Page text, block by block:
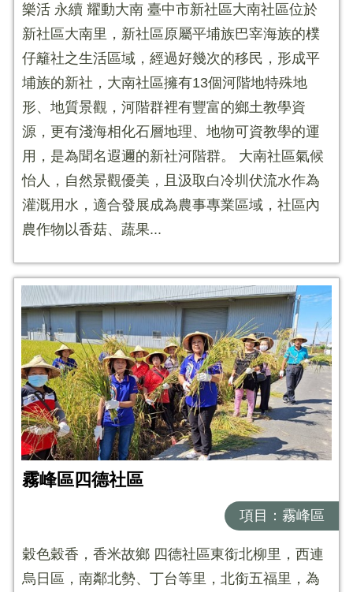
樂活 永續 耀動大南 臺中市新社區大南社區位於
新社區大南里，新社區原屬平埔族巴宰海族的樸
仔籬社之生活區域，經過好幾次的移民，形成平
埔族的新社，大南社區擁有13個河階地特殊地
形、地質景觀，河階群裡有豐富的鄉土教學資
源，更有淺海相化石層地理、地物可資教學的運
用，是為聞名遐邇的新社河階群。 大南社區氣候
怡人，自然景觀優美，且汲取白冷圳伏流水作為
灌溉用水，適合發展成為農事專業區域，社區內
農作物以香菇、蔬果...
霧峰區四德社區
項目：霧峰區
穀色穀香，香米故鄉 四德社區東銜北柳里，西連
烏日區，南鄰北勢、丁台等里，北銜五福里，為